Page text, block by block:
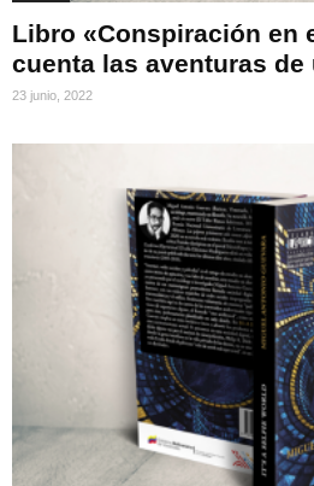
Libro «Conspiración en
cuenta las aventuras de
23 junio, 2022